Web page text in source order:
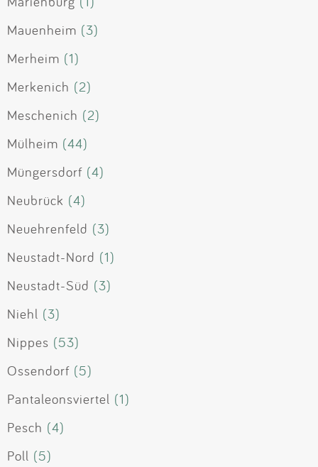
Mauenheim (3)
Merheim (1)
Merkenich (2)
Meschenich (2)
Mülheim (44)
Müngersdorf (4)
Neubrück (4)
Neuehrenfeld (3)
Neustadt-Nord (1)
Neustadt-Süd (3)
Niehl (3)
Nippes (53)
Ossendorf (5)
Pantaleonsviertel (1)
Pesch (4)
Poll (5)